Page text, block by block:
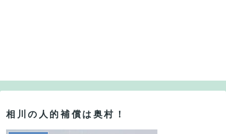
相川の人的補償は奥村！